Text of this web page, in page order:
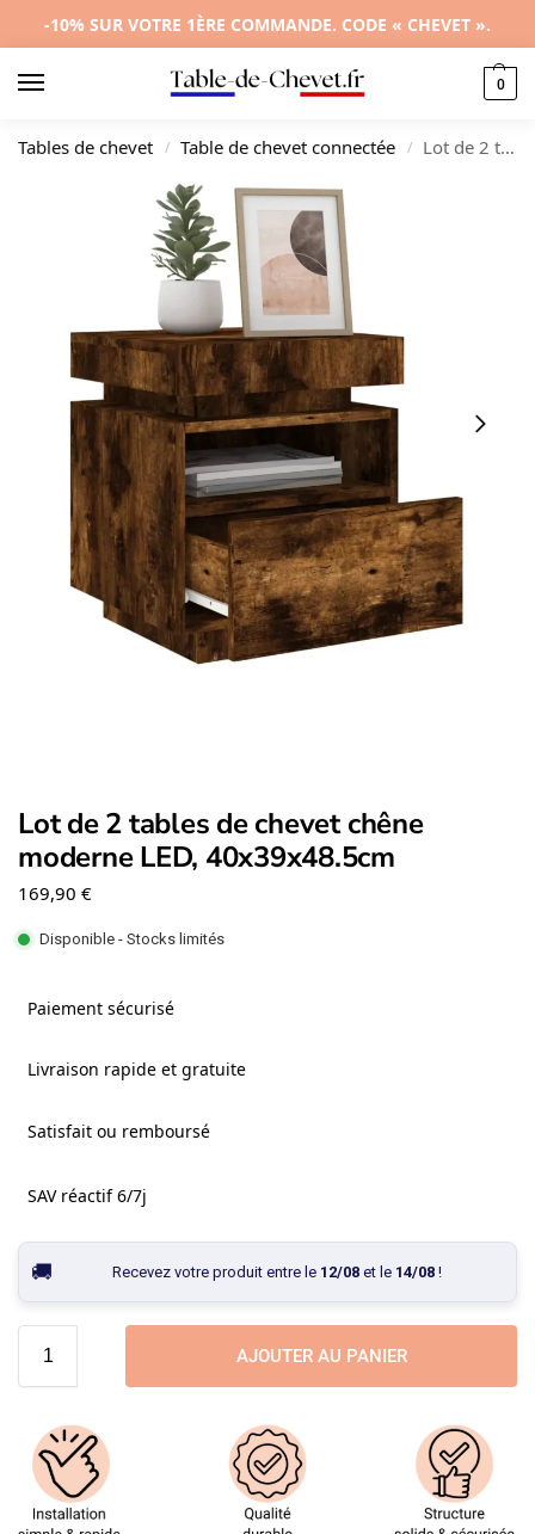
-10% SUR VOTRE 1ÈRE COMMANDE. CODE « CHEVET ».
0
Tables de chevet / Table de chevet connectée / Lot de 2 tables de chevet chêne moderne LED, 40x39x48.5cm
Lot de 2 tables de chevet chêne
moderne LED, 40x39x48.5cm
169,90 €
Disponible - Stocks limités
Paiement sécurisé
Livraison rapide et gratuite
Satisfait ou remboursé
SAV réactif 6/7j
Recevez votre produit entre le 12/08et le 14/08!
AJOUTER AU PANIER